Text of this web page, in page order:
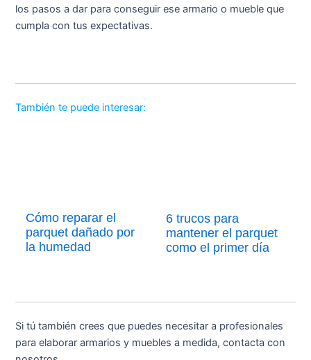
los pasos a dar para conseguir ese armario o mueble que
cumpla con tus expectativas.
También te puede interesar:
Cómo reparar el
parquet dañado por
la humedad
6 trucos para
mantener el parquet
como el primer día
Si tú también crees que puedes necesitar a profesionales
para elaborar armarios y muebles a medida, contacta con